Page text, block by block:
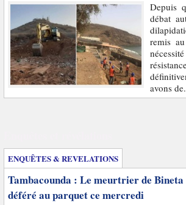
Depuis
débat
remis
avons
ENQUÊTES & REVELATIONS
Tambacounda : Le meurtrier de
déféré au parquet ce mercredi